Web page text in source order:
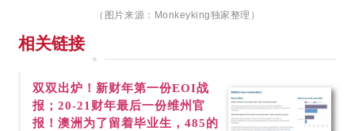
（图片来源： Monkeyking独家整理 ）
相关链接
双双出炉！新财年第一份EOI战
报；20-21财年最后一份维州官
报！澳洲为了留着毕业生，485的